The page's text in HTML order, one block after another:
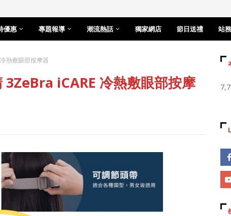
優惠 專題報導 潮流熱話 獨家網店 節日送禮 站
熱敷眼部按摩器
3ZeBra iCARE 冷熱敷眼部按摩